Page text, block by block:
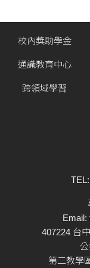
校內獎助學金
通識教育中心
跨領域學習
Email:
407224 台
第二教學